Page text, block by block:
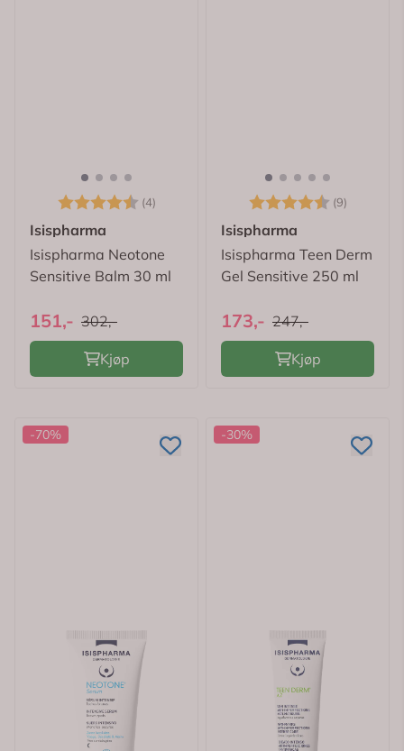
Karakter: (4)
4.5 av 5 mulige
Isispharma
Isispharma Neotone
Sensitive Balm 30 ml
151,- 302,-
Kjøp
Karakter: (9)
Isispharma
Isispharma Teen Derm
Gel Sensitive 250 ml
173,- 247,-
Kjøp
-70% -30%